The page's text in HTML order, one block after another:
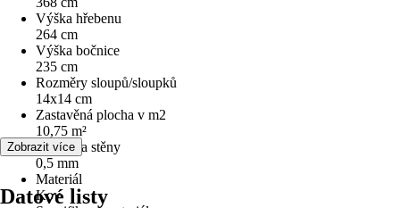
Výška hřebenu
264 cm
Výška bočnice
235 cm
Rozměry sloupů/sloupků
14x14 cm
Zastavěná plocha v m2
10,75 m²
Tloušťka stěny
0,5 mm
Materiál
Kov
Zobrazit více
Datové listy